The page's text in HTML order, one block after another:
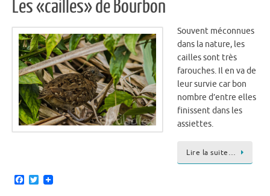
Les «cailles» de Bourbon
Souvent méconnues
dans la nature, les
cailles sont très
farouches. Il en va de
leur survie car bon
nombre d’entre elles
finissent dans les
assiettes.
Lire la suite…
F
T